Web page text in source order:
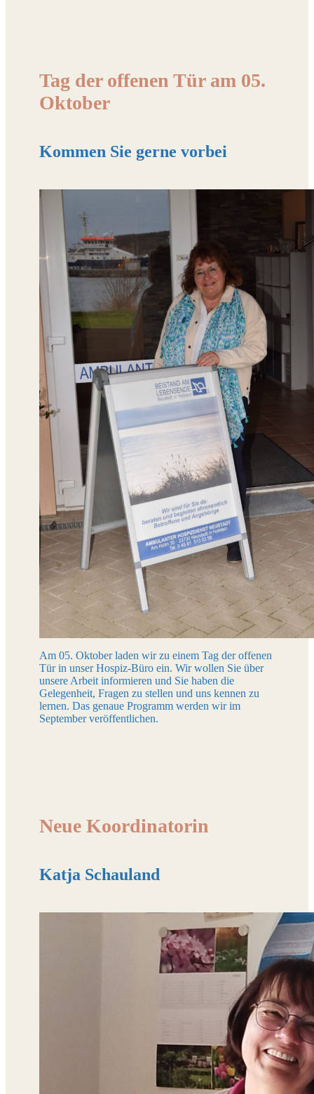
Tag der offenen Tür am 05.
Oktober
Kommen Sie gerne vorbei
Am 05. Oktober laden wir zu einem Tag der offenen
Tür in unser Hospiz-Büro ein. Wir wollen Sie über
unsere Arbeit informieren und Sie haben die
Gelegenheit, Fragen zu stellen und uns kennen zu
lernen. Das genaue Programm werden wir im
September veröffentlichen.
Neue Koordinatorin
Katja Schauland